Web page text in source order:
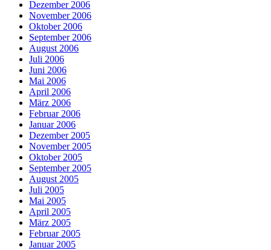
Dezember 2006
November 2006
Oktober 2006
September 2006
August 2006
Juli 2006
Juni 2006
Mai 2006
April 2006
März 2006
Februar 2006
Januar 2006
Dezember 2005
November 2005
Oktober 2005
September 2005
August 2005
Juli 2005
Mai 2005
April 2005
März 2005
Februar 2005
Januar 2005